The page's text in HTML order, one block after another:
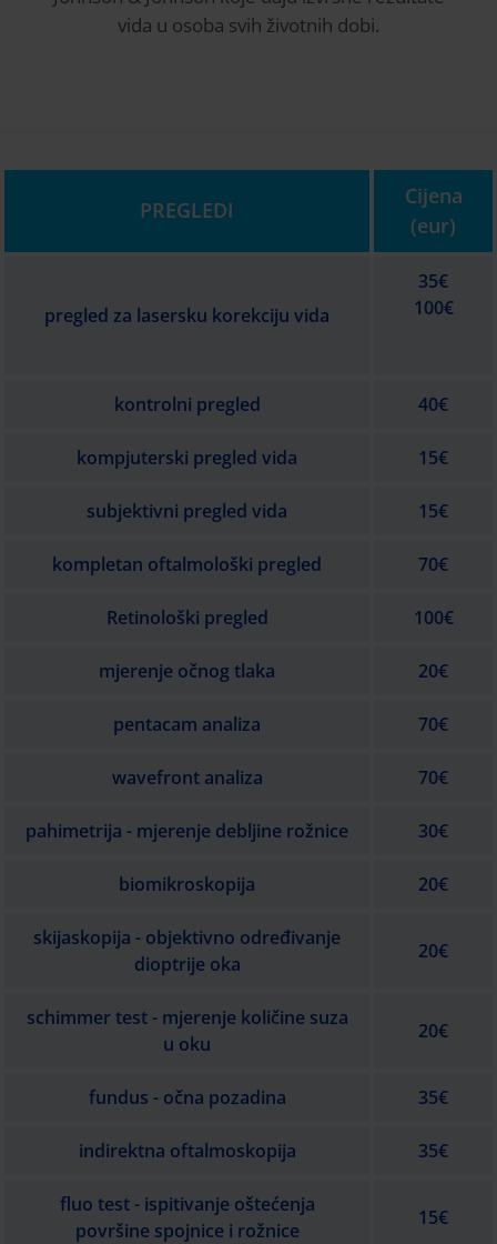
vida u osoba svih životnih dobi.
PREGLEDI
Cijena
(eur)
pregled za lasersku korekciju vida
35€
100€
kontrolni pregled 40€
kompjuterski pregled vida 15€
subjektivni pregled vida 15€
kompletan oftalmološki pregled 70€
Retinološki pregled 100€
mjerenje očnog tlaka 20€
pentacam analiza 70€
wavefront analiza 70€
pahimetrija - mjerenje debljine rožnice 30€
biomikroskopija 20€
skijaskopija - objektivno određivanje
dioptrije oka
20€
schimmer test - mjerenje količine suza
u oku
20€
fundus - očna pozadina 35€
indirektna oftalmoskopija 35€
fluo test - ispitivanje oštećenja
površine spojnice i rožnice
15€